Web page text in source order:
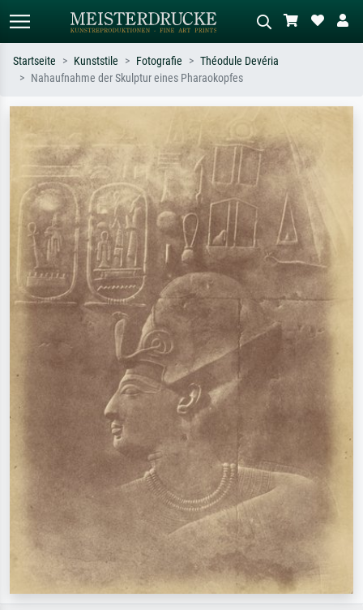
oder Stilen – z.B. Monet,
Sternennacht, Impressionismus, Welle
Hokusai, Akt.
Beschreiben Sie die Szene – z.B. Grüne
Wiese, Abstrakt mit viel Rot, Dunkles
Ölgemälde, Stehender Akt neben einem
Baum.
Startseite Kunststile Fotografie
Théodule Devéria
Nahaufnahme der Skulptur eines Pharaokopfes